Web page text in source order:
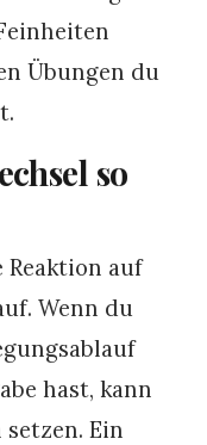
Übungen du
so
Reaktion auf
Wenn du
hast, kann
Ein